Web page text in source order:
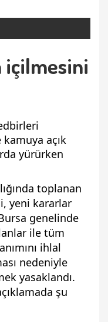
içilmesini
açık
yürürken
toplanan
yeni kararlar
genelinde
ile tüm
ihlal
nedeniyle
yasaklandı.
şu